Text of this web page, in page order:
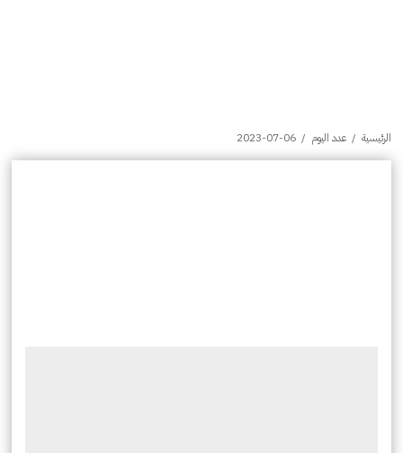
الرئيسية / عدد اليوم /
2023-07-06